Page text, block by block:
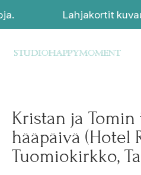
kuvauksiin. Anna
Kristan ja
hääpäivä (Hotel
Tuomiokirkko,